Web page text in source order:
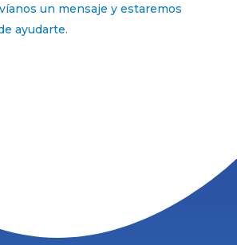
un mensaje y estaremos
ayudarte.